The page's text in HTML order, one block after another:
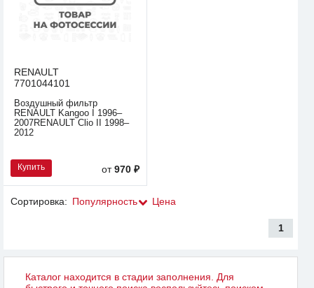
RENAULT
7701044101
Воздушный фильтр
RENAULT Kangoo I 1996–
2007RENAULT Clio II 1998–
2012
Купить от970 ₽
Сортировка: Популярность Цена
1
Каталог находится в стадии заполнения. Для